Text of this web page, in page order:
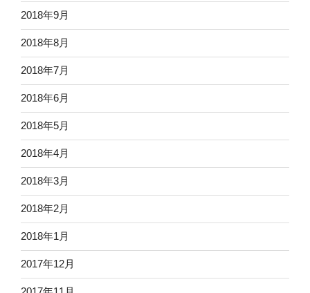
2018年9月
2018年8月
2018年7月
2018年6月
2018年5月
2018年4月
2018年3月
2018年2月
2018年1月
2017年12月